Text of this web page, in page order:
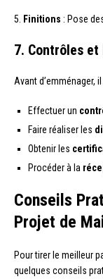
5. Finitions : Pose
7. Contrôles et
Avant d’emménager,
Effectuer un
Faire réaliser les
Obtenir les
Procéder à la
Conseils
Projet de
Pour tirer le meilleur
quelques conseils